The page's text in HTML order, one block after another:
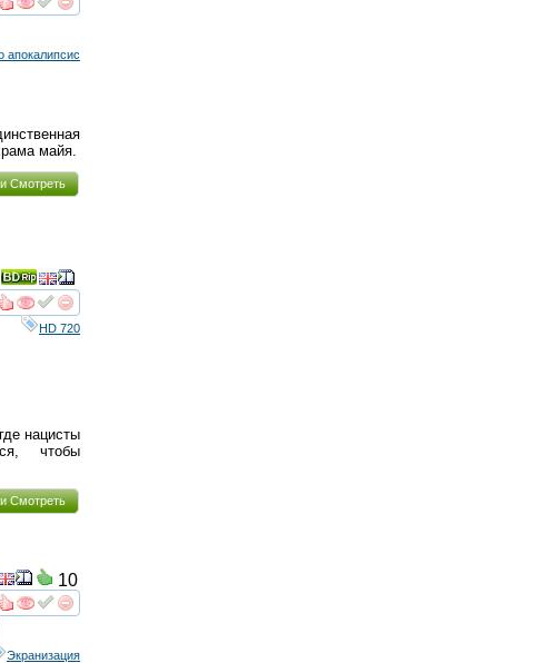
смотретьинтересует
апокалипсис
майя.
Смотреть
смотретьинтересует
HD 720
нацисты
чтобы
Смотреть
смотретьинтересует
10
Экранизация